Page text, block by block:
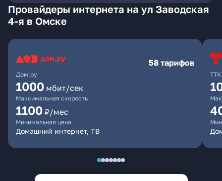
Провайдеры интернета на ул Заводская
4-я в Омске
Дом.ру
58 тарифов
1000 мбит/сек
Максимальная скорость
1100 ₽/мес
Минимальная цена
Домашний интернет, ТВ
ТТК